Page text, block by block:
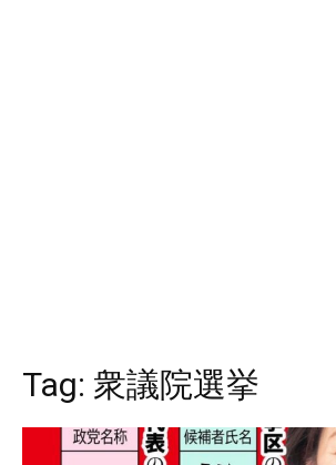
Tag: 衆議院選挙